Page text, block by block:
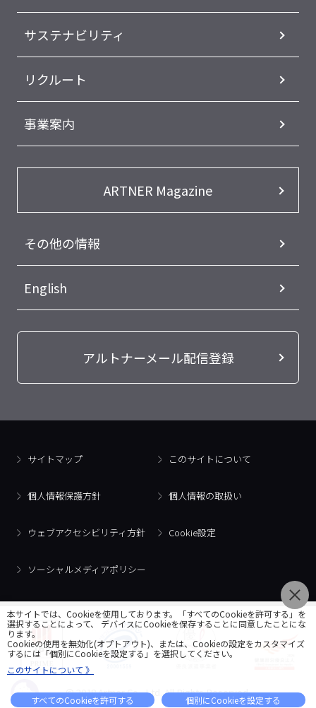
サステナビリティ
リクルート
事業案内
ARTNER Magazine
その他の情報
English
アルトナーメール配信登録
サイトマップ このサイトについて
個人情報保護方針 個人情報の取扱い
ウェブアクセシビリティ方針 Cookie設定
ソーシャルメディアポリシー
© 2018 Artner Co., Ltd. All Rights Reserved.
本サイトでは、Cookieを使用しております。「すべてのCookieを許可する」を
選択することによって、 デバイスにCookieを保存することに同意したことにな
ります。
Cookieの使用を無効化(オプトアウト)、または、Cookieの設定をカスタマイズ
するには「個別にCookieを設定する」を選択してください。
このサイトについて 》
すべてのCookieを許可する 個別にCookieを設定する